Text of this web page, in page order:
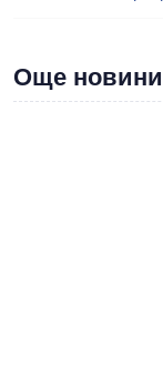
Още новини